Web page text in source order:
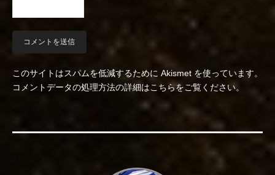
このサイトはスパムを低減するために Akismet を使っています。
コメントデータの処理方法の詳細はこちらをご覧ください。